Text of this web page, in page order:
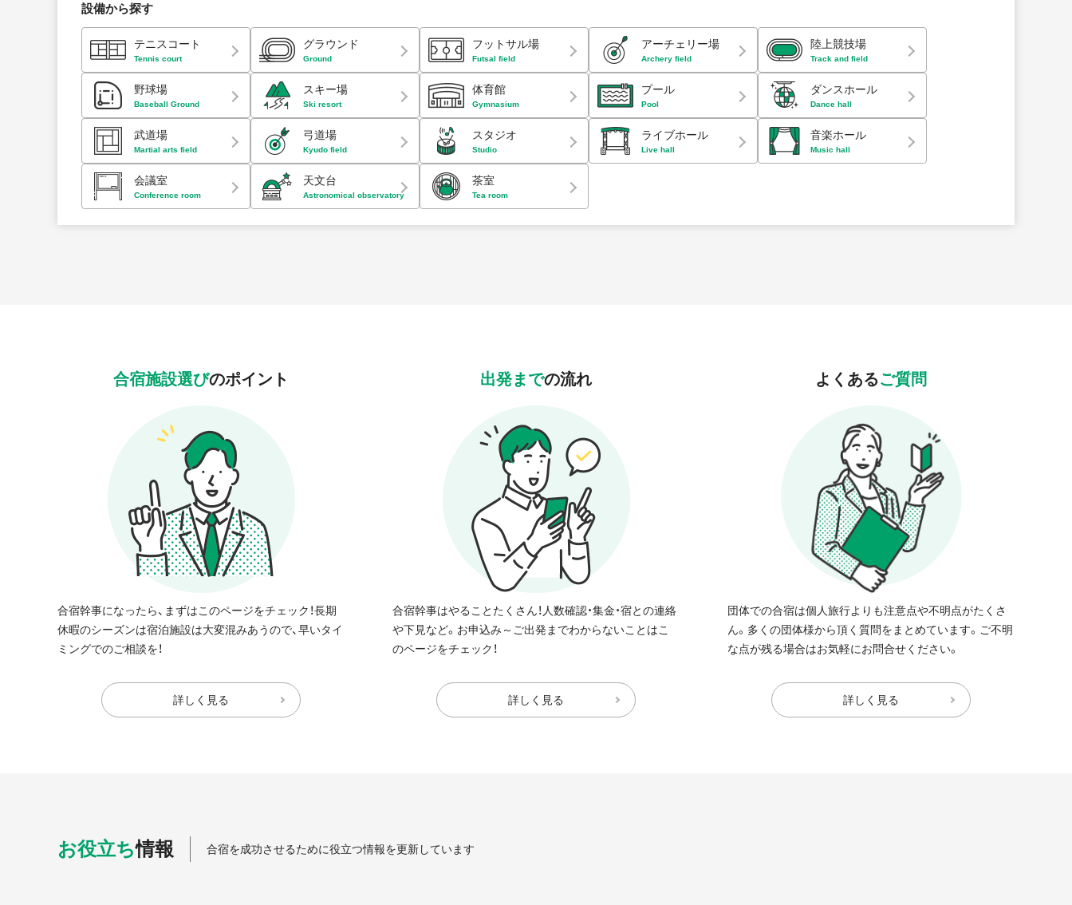
設備から探す
テニスコート
Tennis court
グラウンド
Ground
フットサル場
Futsal field
アーチェリー場
Archery field
陸上競技場
Track and field
野球場
Baseball Ground
スキー場
Ski resort
体育館
Gymnasium
プール
Pool
ダンスホール
Dance hall
武道場
Martial arts field
弓道場
Kyudo field
スタジオ
Studio
ライブホール
Live hall
音楽ホール
Music hall
会議室
Conference room
天文台
Astronomical observatory
茶室
Tea room
合宿施設選びのポイント
合宿幹事になったら、まずはこのページをチェック！長期
休暇のシーズンは宿泊施設は大変混みあうので、早いタイ
ミングでのご相談を！
詳しく見る
出発までの流れ
合宿幹事はやることたくさん！人数確認・集金・宿との連絡
や下見など。お申込み～ご出発までわからないことはこ
のページをチェック！
詳しく見る
よくあるご質問
団体での合宿は個人旅行よりも注意点や不明点がたくさ
ん。多くの団体様から頂く質問をまとめています。ご不明
な点が残る場合はお気軽にお問合せください。
詳しく見る
お役立ち情報 合宿を成功させるために役立つ情報を更新しています